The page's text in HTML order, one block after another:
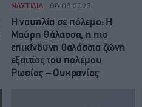
ΝΑΥΤΙΛΙΑ 08.08.2026
Η ναυτιλία σε πόλεμο: Η
Μαύρη Θάλασσα, η πιο
επικίνδυνη θαλάσσια ζώνη
εξαιτίας του πολέμου
Ρωσίας – Ουκρανίας